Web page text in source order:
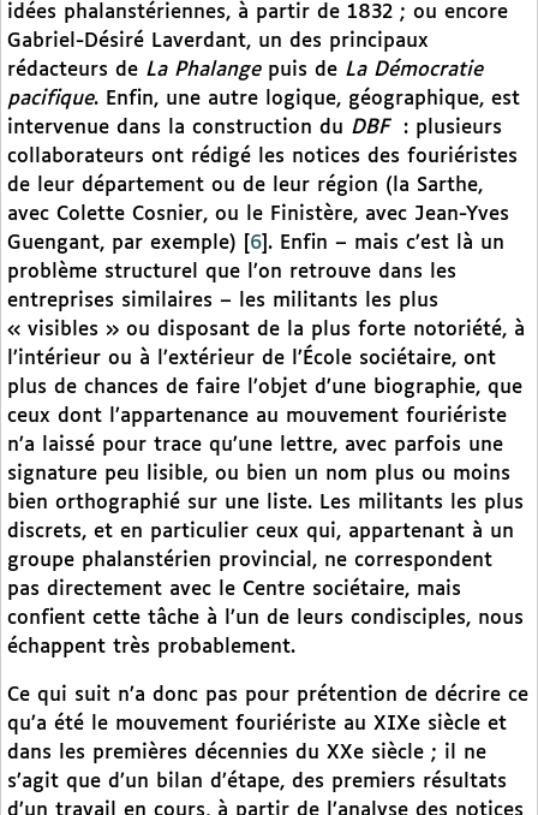
idées phalanstériennes, à partir de 1832 ; ou encore
Gabriel-Désiré Laverdant, un des principaux
rédacteurs de La Phalange puis de La Démocratie
pacifique. Enfin, une autre logique, géographique, est
intervenue dans la construction du DBF : plusieurs
collaborateurs ont rédigé les notices des fouriéristes
de leur département ou de leur région (la Sarthe,
avec Colette Cosnier, ou le Finistère, avec Jean-Yves
Guengant, par exemple)
6 . Enfin – mais c’est là un
problème structurel que l’on retrouve dans les
entreprises similaires – les militants les plus
« visibles » ou disposant de la plus forte notoriété, à
l’intérieur ou à l’extérieur de l’École sociétaire, ont
plus de chances de faire l’objet d’une biographie, que
ceux dont l’appartenance au mouvement fouriériste
n’a laissé pour trace qu’une lettre, avec parfois une
signature peu lisible, ou bien un nom plus ou moins
bien orthographié sur une liste. Les militants les plus
discrets, et en particulier ceux qui, appartenant à un
groupe phalanstérien provincial, ne correspondent
pas directement avec le Centre sociétaire, mais
confient cette tâche à l’un de leurs condisciples, nous
échappent très probablement.
Ce qui suit n’a donc pas pour prétention de décrire ce
qu’a été le mouvement fouriériste au XIXe siècle et
dans les premières décennies du XXe siècle ; il ne
s’agit que d’un bilan d’étape, des premiers résultats
d’un travail en cours, à partir de l’analyse des notices